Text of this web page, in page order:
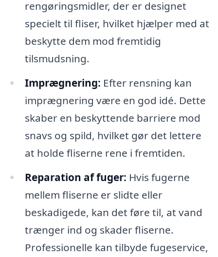
rengøringsmidler, der er designet
specielt til fliser, hvilket hjælper med at
beskytte dem mod fremtidig
tilsmudsning.
Imprægnering: Efter rensning kan
imprægnering være en god idé. Dette
skaber en beskyttende barriere mod
snavs og spild, hvilket gør det lettere
at holde fliserne rene i fremtiden.
Reparation af fuger: Hvis fugerne
mellem fliserne er slidte eller
beskadigede, kan det føre til, at vand
trænger ind og skader fliserne.
Professionelle kan tilbyde fugeservice,